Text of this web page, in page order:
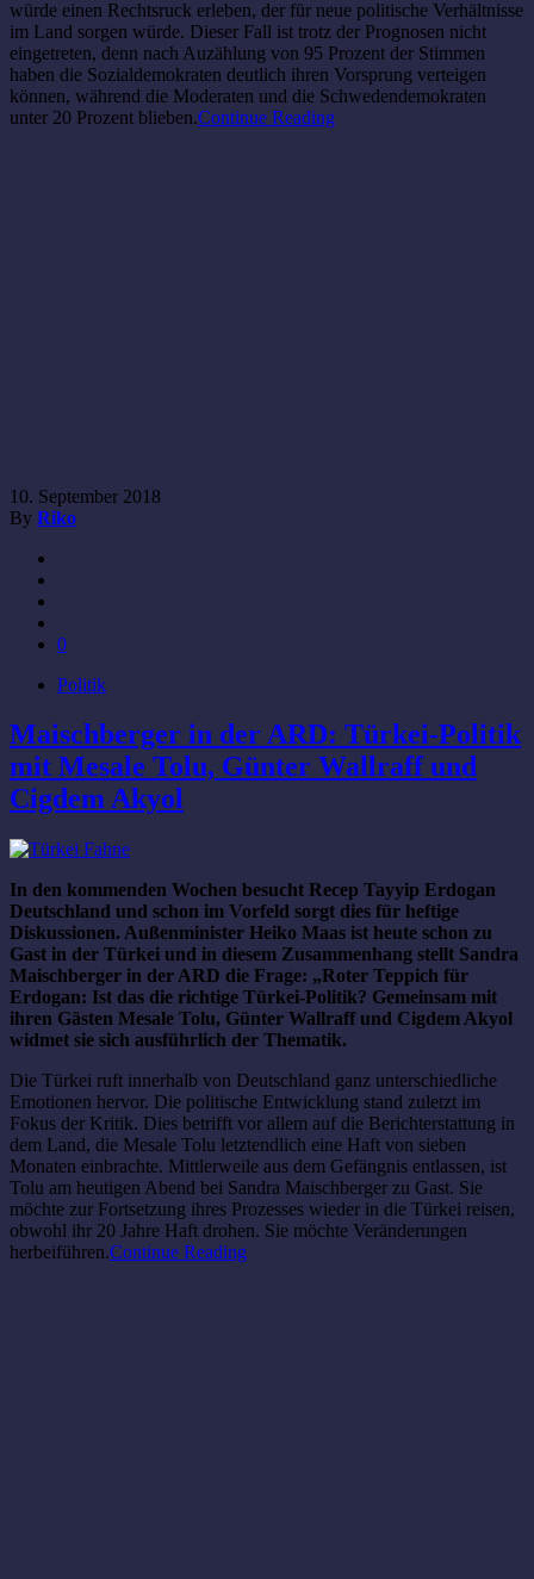
würde einen Rechtsruck erleben, der für neue politische Verhältnisse
im Land sorgen würde. Dieser Fall ist trotz der Prognosen nicht
eingetreten, denn nach Auzählung von 95 Prozent der Stimmen
haben die Sozialdemokraten deutlich ihren Vorsprung verteigen
können, während die Moderaten und die Schwedendemokraten
unter 20 Prozent blieben.Continue Reading
10. September 2018
By Riko
0
Politik
Maischberger in der ARD: Türkei-Politik
mit Mesale Tolu, Günter Wallraff und
Cigdem Akyol
In den kommenden Wochen besucht Recep Tayyip Erdogan
Deutschland und schon im Vorfeld sorgt dies für heftige
Diskussionen. Außenminister Heiko Maas ist heute schon zu
Gast in der Türkei und in diesem Zusammenhang stellt Sandra
Maischberger in der ARD die Frage: „Roter Teppich für
Erdogan: Ist das die richtige Türkei-Politik? Gemeinsam mit
ihren Gästen Mesale Tolu, Günter Wallraff und Cigdem Akyol
widmet sie sich ausführlich der Thematik.
Die Türkei ruft innerhalb von Deutschland ganz unterschiedliche
Emotionen hervor. Die politische Entwicklung stand zuletzt im
Fokus der Kritik. Dies betrifft vor allem auf die Berichterstattung in
dem Land, die Mesale Tolu letztendlich eine Haft von sieben
Monaten einbrachte. Mittlerweile aus dem Gefängnis entlassen, ist
Tolu am heutigen Abend bei Sandra Maischberger zu Gast. Sie
möchte zur Fortsetzung ihres Prozesses wieder in die Türkei reisen,
obwohl ihr 20 Jahre Haft drohen. Sie möchte Veränderungen
herbeiführen.Continue Reading